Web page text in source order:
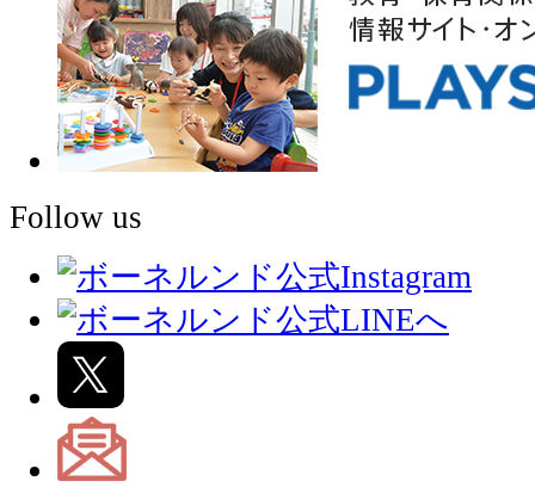
Follow us